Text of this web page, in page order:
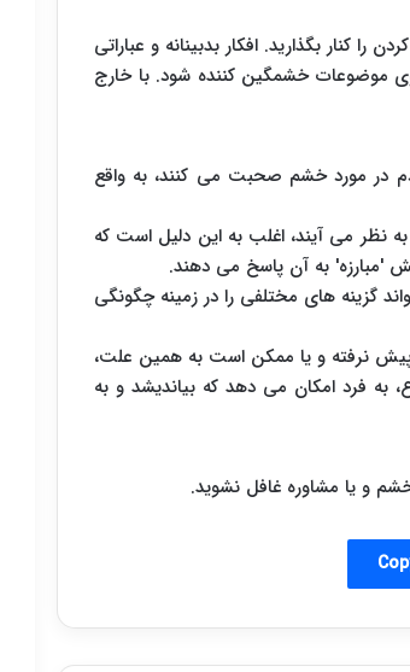
کنار بگذارید. افکار بدبینانه و عباراتی
موضوعات خشمگین کننده شود. با خارج
در مورد خشم صحبت می کنند، به واقع
نظر می آیند، اغلب به این دلیل است که
'مبارزه' به آن پاسخ می دهند.
گزینه های مختلفی را در زمینه چگونگی
نرفته و یا ممکن است به همین علت،
فرد امکان می دهد که بیاندیشد و به
و یا مشاوره غافل نشوید.